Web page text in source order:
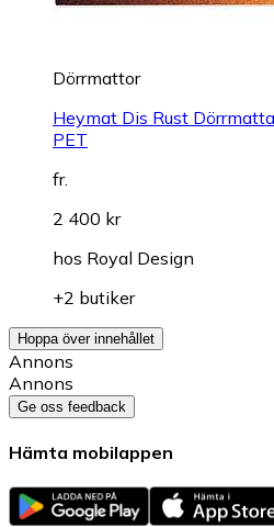
Dörrmattor
Heymat Dis Rust
PET
fr.
2 400 kr
hos Royal Design
+2 butiker
Hoppa över innehållet
Annons
Annons
Ge oss feedback
Hämta mobilappen